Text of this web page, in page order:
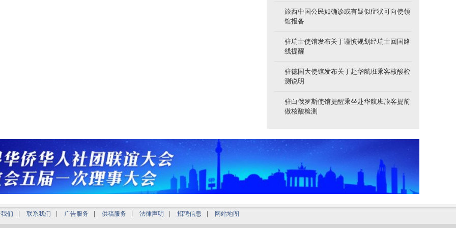
旅西中国公民如确诊或有疑似症状可向使领
馆报备
驻瑞士使馆发布关于谨慎规划经瑞士回国路
线提醒
驻德国大使馆发布关于赴华航班乘客核酸检
测说明
驻白俄罗斯使馆提醒乘坐赴华航班旅客提前
做核酸检测
们 联系我们 广告服务 供稿服务 法律声明 招聘信息 网站地图